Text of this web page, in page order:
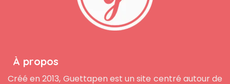
À propos
Créé en 2013, Guettapen est un site centré autour de